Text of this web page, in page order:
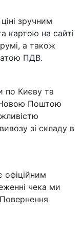
зручним
картою на сайті
а також
ПДВ.
по Києву та
Новою Поштою
зі складу в
офіційним
чека ми